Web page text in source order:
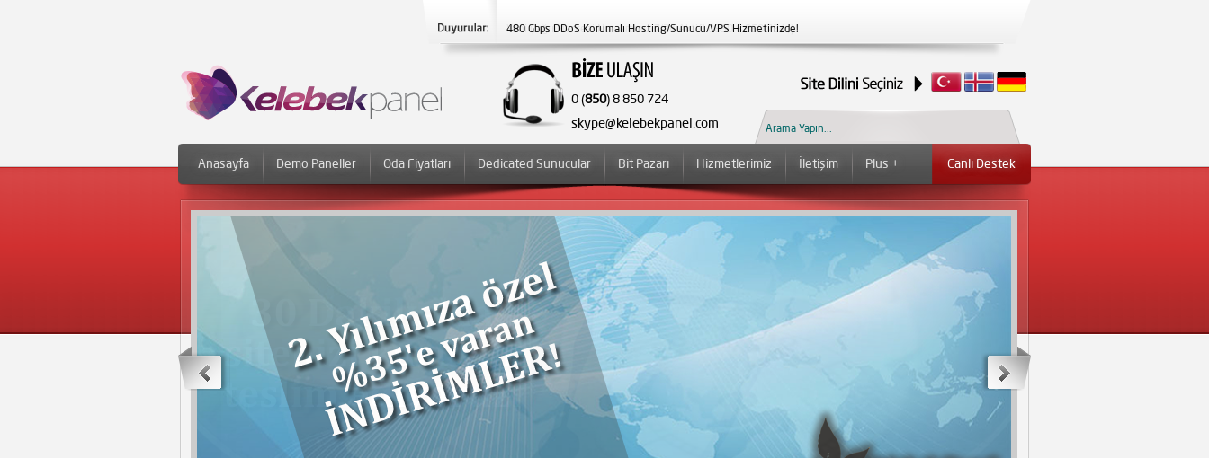
480 Gbps DDoS Korumalı Hosting/Sunucu/VPS Hizmetinizde!
Yeni Çağrı Merkezi Numaramız 7/24 Aktif! 0850 8 850 724 ;)
0 (850) 8 850 724
skype@kelebekpanel.com
Anasayfa Demo Paneller Oda Fiyatları Dedicated Sunucular Bit Pazarı Hizmetlerimiz İletişim Plus + Canlı Destek